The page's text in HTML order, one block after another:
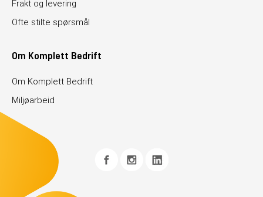
Frakt og levering
Ofte stilte spørsmål
Om Komplett Bedrift
Om Komplett Bedrift
Miljøarbeid